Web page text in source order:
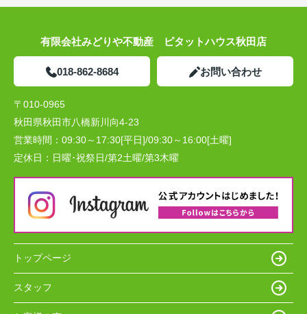
有限会社みどりや不動産 ピタットハウス秋田店
018-862-8684 お問い合わせ
〒010-0965
秋田県秋田市八橋新川向4-23
営業時間： 09:30～17:30[平日]/09:30～16:00[土曜]
定休日： 日曜･祝祭日/第2土曜/第3木曜
トップページ
スタッフ